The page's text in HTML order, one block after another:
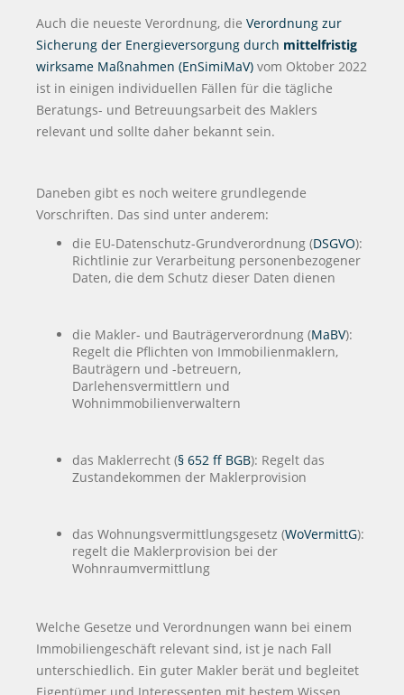
Auch die neueste Verordnung, die Verordnung zur
Sicherung der Energieversorgung durch mittelfristig
wirksame Maßnahmen (EnSimiMaV) vom Oktober 2022
ist in einigen individuellen Fällen für die tägliche
Beratungs- und Betreuungsarbeit des Maklers
relevant und sollte daher bekannt sein.
Daneben gibt es noch weitere grundlegende
Vorschriften. Das sind unter anderem:
die EU-Datenschutz-Grundverordnung (DSGVO):
Richtlinie zur Verarbeitung personenbezogener
Daten, die dem Schutz dieser Daten dienen
die Makler- und Bauträgerverordnung (MaBV):
Regelt die Pflichten von Immobilienmaklern,
Bauträgern und -betreuern,
Darlehensvermittlern und
Wohnimmobilienverwaltern
das Maklerrecht (§ 652 ff BGB): Regelt das
Zustandekommen der Maklerprovision
das Wohnungsvermittlungsgesetz (WoVermittG):
regelt die Maklerprovision bei der
Wohnraumvermittlung
Welche Gesetze und Verordnungen wann bei einem
Immobiliengeschäft relevant sind, ist je nach Fall
unterschiedlich. Ein guter Makler berät und begleitet